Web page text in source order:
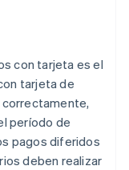
con tarjeta es el
tarjeta de
período de
pagos diferidos
deben realizar